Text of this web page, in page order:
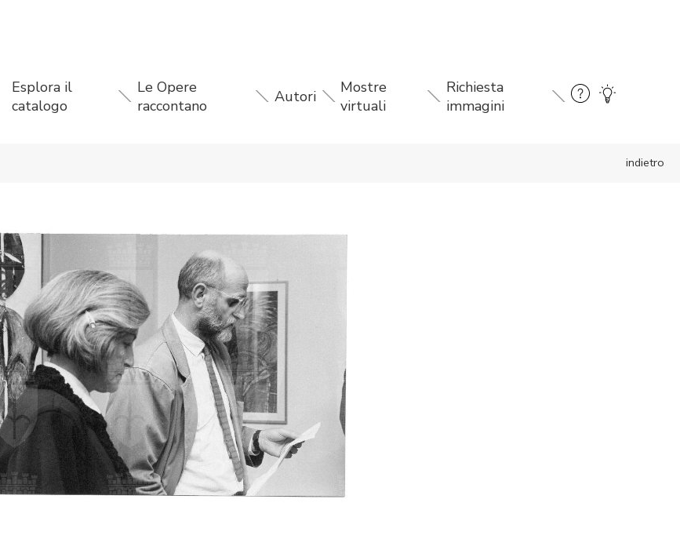
Esplora il
catalogo
Le Opere
raccontano
Autori
Mostre
virtuali
Richiesta
immagini
indietro